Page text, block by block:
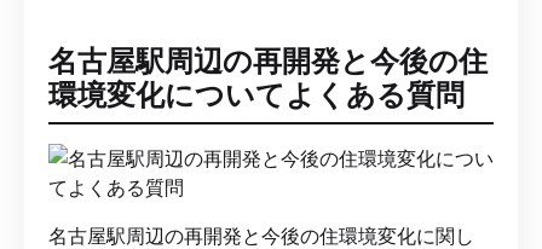
名古屋駅周辺の再開発と今後の住
環境変化についてよくある質問
名古屋駅周辺の再開発と今後の住環境変化に関し